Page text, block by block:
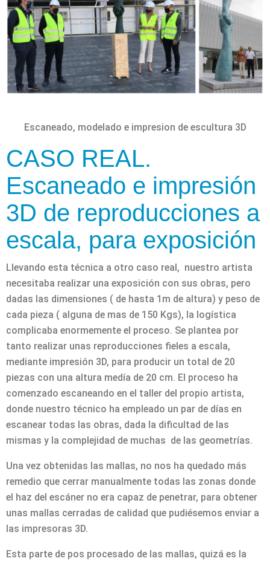
Escaneado, modelado e impresion de escultura 3D
CASO REAL.
Escaneado e impresión
3D de reproducciones a
escala, para exposición
Llevando esta técnica a otro caso real, nuestro artista
necesitaba realizar una exposición con sus obras, pero
dadas las dimensiones ( de hasta 1m de altura) y peso de
cada pieza ( alguna de mas de 150 Kgs), la logística
complicaba enormemente el proceso. Se plantea por
tanto realizar unas reproducciones fieles a escala,
mediante impresión 3D, para producir un total de 20
piezas con una altura medía de 20 cm. El proceso ha
comenzado escaneando en el taller del propio artista,
donde nuestro técnico ha empleado un par de días en
escanear todas las obras, dada la dificultad de las
mismas y la complejidad de muchas de las geometrías.
Una vez obtenidas las mallas, no nos ha quedado más
remedio que cerrar manualmente todas las zonas donde
el haz del escáner no era capaz de penetrar, para obtener
unas mallas cerradas de calidad que pudiésemos enviar a
las impresoras 3D.
Esta parte de pos procesado de las mallas, quizá es la